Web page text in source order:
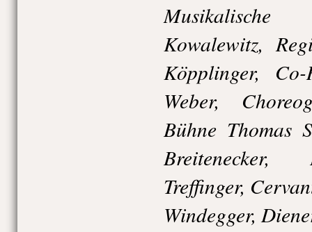
Kowalewitz,
Köpplinger,
Weber,
Bühne Thomas
Breitenecker,
Treffinger,
Windegger,